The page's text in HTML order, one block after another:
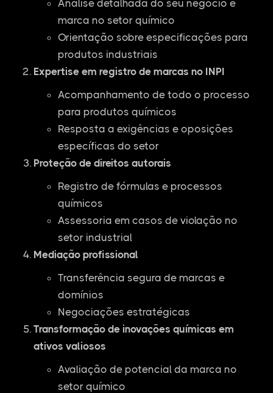
Análise detalhada do seu negócio e
marca no setor químico
Orientação sobre especificações para
produtos industriais
Expertise em registro de marcas no INPI
Acompanhamento de todo o processo
para produtos químicos
Resposta a exigências e oposições
específicas do setor
Proteção de direitos autorais
Registro de fórmulas e processos
químicos
Assessoria em casos de violação no
setor industrial
Mediação profissional
Transferência segura de marcas e
domínios
Negociações estratégicas
Transformação de inovações químicas em
ativos valiosos
Avaliação de potencial da marca no
setor químico